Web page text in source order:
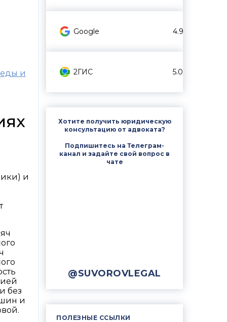
Google 4.9
2ГИС 5.0
Хотите получить юридическую
консультацию от адвоката?
Подпишитесь на Телеграм-
канал и задайте свой вопрос в
чате
@SUVOROVLEGAL
ПОЛЕЗНЫЕ ССЫЛКИ
и
и
без
и